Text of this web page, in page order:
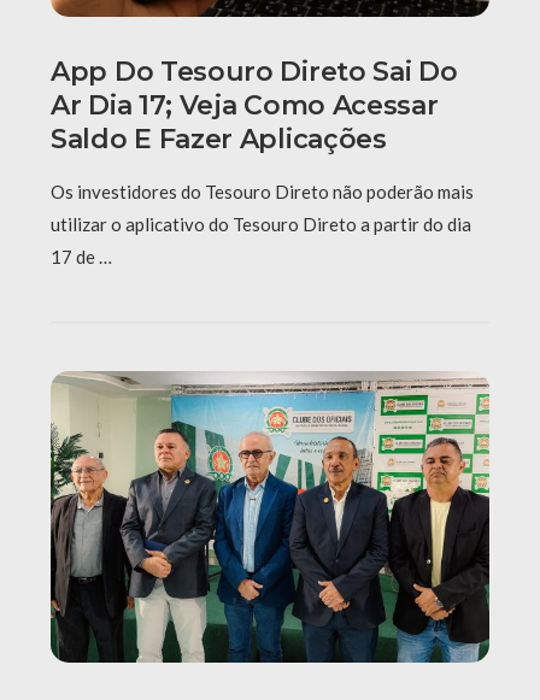
App Do Tesouro Direto Sai Do
Ar Dia 17; Veja Como Acessar
Saldo E Fazer Aplicações
Os investidores do Tesouro Direto não poderão mais
utilizar o aplicativo do Tesouro Direto a partir do dia
17 de …